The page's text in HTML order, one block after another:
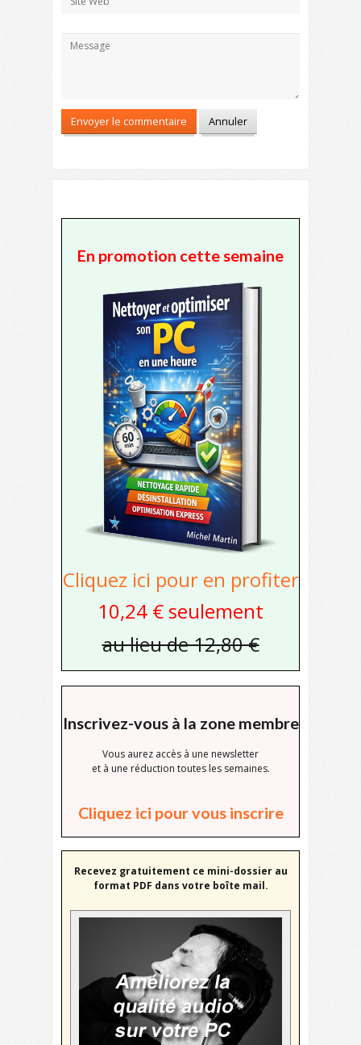
En promotion cette semaine
Cliquez ici pour en profiter
10,24 € seulement
au lieu de 12,80 €
Inscrivez-vous à la zone membre
Vous aurez accès à une newsletter
et à une réduction toutes les semaines.
Cliquez ici pour vous inscrire
Recevez gratuitement ce mini-dossier au
format PDF dans votre boîte mail.